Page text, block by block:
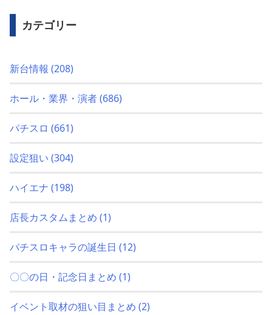
カテゴリー
新台情報 (208)
ホール・業界・演者(686)
パチスロ (661)
設定狙い (304)
ハイエナ (198)
店長カスタムまとめ (1)
パチスロキャラの誕生日 (12)
〇〇の日・記念日まとめ (1)
イベント取材の狙い目まとめ (2)